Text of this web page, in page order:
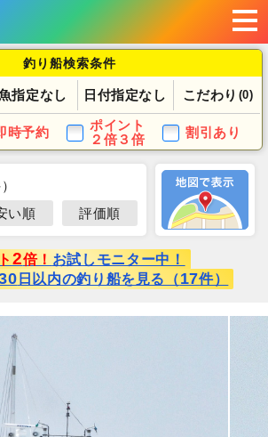
釣り船検索条件
指定なし 日付指定なし こだわり (0)
時予約
ポイント
２倍３倍
割引あり
い順 評価順
2倍！ お試しモニター中！
日以内の釣り船を見る（17件）